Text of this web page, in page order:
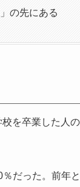
の先にある
を卒業した人
だった。前年